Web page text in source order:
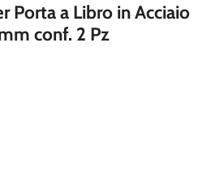
Porta a Libro in Acciaio
conf. 2 Pz